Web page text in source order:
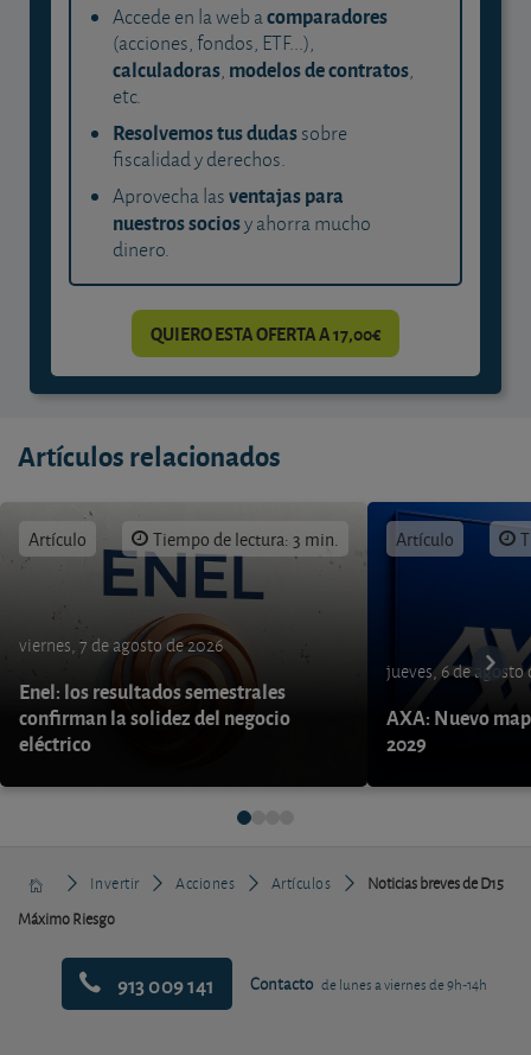
Accede en la web acomparadores
(acciones, fondos, ETF...),
calculadoras, modelos de contratos,
etc.
Resolvemos tus dudassobre
fiscalidad y derechos.
Aprovecha lasventajas para
nuestros sociosy ahorra mucho
dinero.
QUIERO ESTA OFERTA A 17,00€
Artículos relacionados
Artículo Tiempo de lectura: 3 min.
viernes, 7 de agosto de 2026
Enel: los resultados semestrales
confirman la solidez del negocio
eléctrico
Artículo
jueves, 6 de agosto
AXA: Nuevo
2029
Invertir Acciones Artículos
Noticias breves de D15
Máximo Riesgo
913 009 141 Contacto de lunes a viernes de 9h-14h